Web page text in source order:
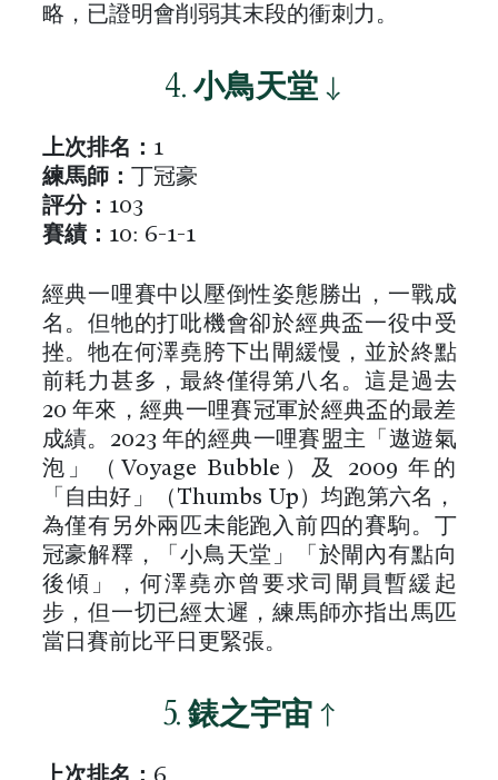
略，已證明會削弱其末段的衝刺力。
4.小鳥天堂↓
上次排名： 1
練馬師：
丁冠豪
評分： 103
賽績： 10: 6-1-1
經典一哩賽中以壓倒性姿態勝出，一戰成
名。但牠的打吡機會卻於經典盃一役中受
挫。牠在何澤堯胯下出閘緩慢，並於終點
前耗力甚多，最終僅得第八名。這是過去
20 年來，經典一哩賽冠軍於經典盃的最差
成績。2023 年的經典一哩賽盟主「遨遊氣
泡」（Voyage Bubble）及 2009 年的
「自由好」（Thumbs Up）均跑第六名，
為僅有另外兩匹未能跑入前四的賽駒。丁
冠豪解釋，「小鳥天堂」「於閘內有點向
後傾」，何澤堯亦曾要求司閘員暫緩起
步，但一切已經太遲，練馬師亦指出馬匹
當日賽前比平日更緊張。
5.錶之宇宙↑